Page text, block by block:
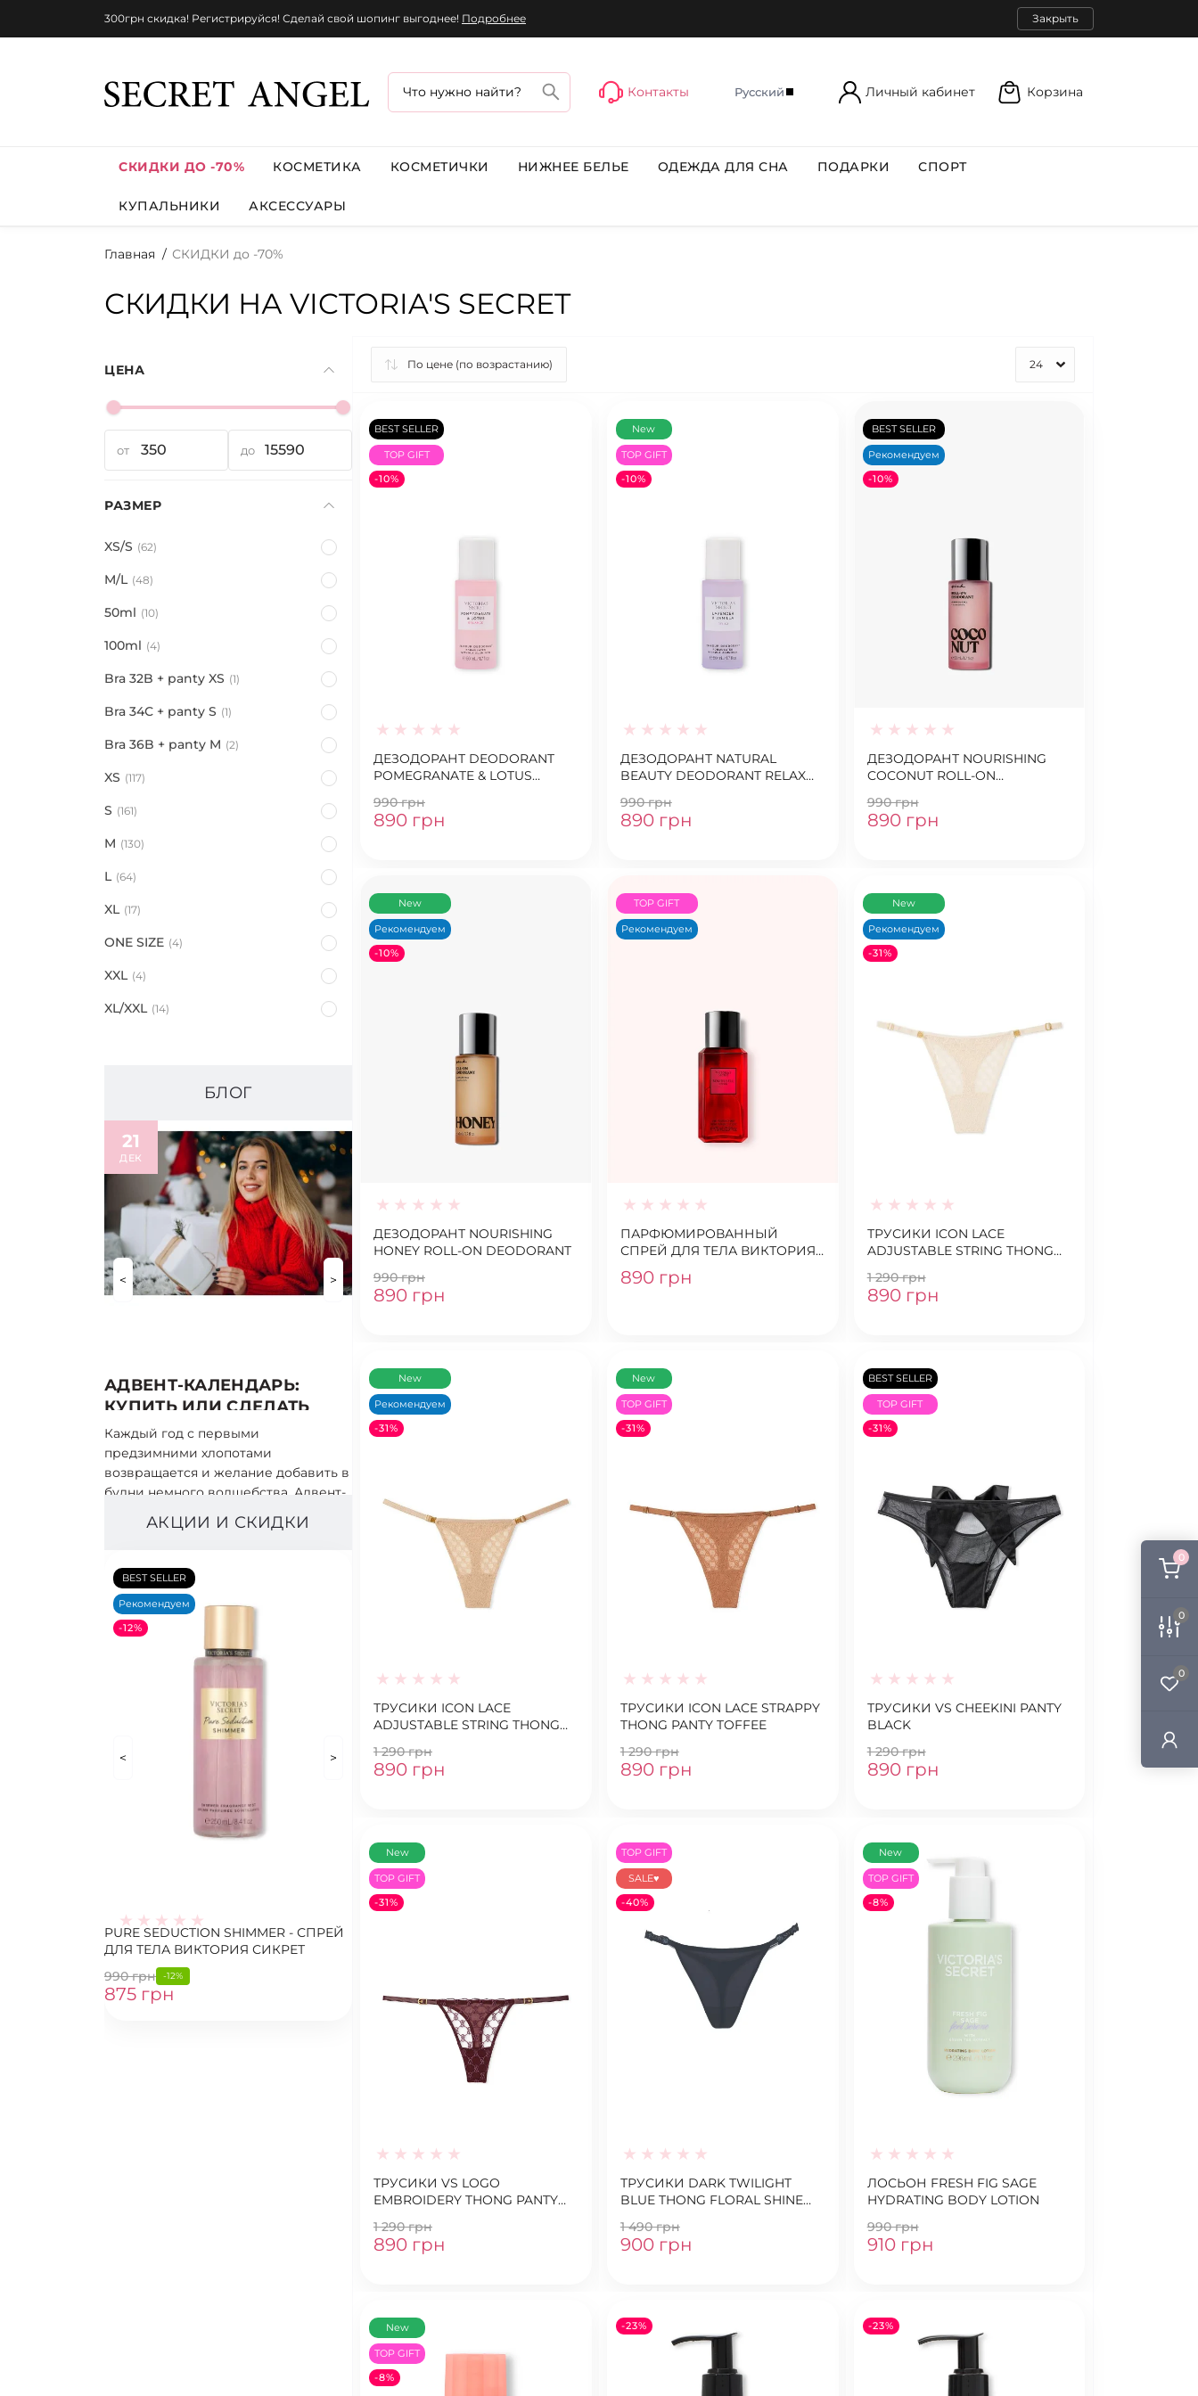
0
0
0
300грн скидка! Регистрируйся! Сделай свой шопинг выгоднее! Подробнее Закрыть
Контакты Русский Личный кабинет Корзина
СКИДКИ ДО -70% КОСМЕТИКА КОСМЕТИЧКИ НИЖНЕЕ БЕЛЬЕ ОДЕЖДА ДЛЯ СНА ПОДАРКИ СПОРТ
КУПАЛЬНИКИ АКСЕССУАРЫ
Главная СКИДКИ до -70%
СКИДКИ НА VICTORIA'S SECRET
ЦЕНА
от до
РАЗМЕР
XS/S 62
M/L 48
50ml 10
100ml 4
Bra 32B + panty XS 1
Bra 34С + panty S 1
Bra 36B + panty M 2
XS 117
S 161
M 130
L 64
XL 17
ONE SIZE 4
XXL 4
XL/XXL 14
БЛОГ
21
ДЕК
АДВЕНТ-КАЛЕНДАРЬ:
КУПИТЬ ИЛИ СДЕЛАТЬ
СВОИМИ РУКАМИ?
Каждый год с первыми
предзимними хлопотами
возвращается и желание добавить в
будни немного волшебства. Адвент-
< >
АКЦИИ И СКИДКИ
BEST SELLER
Рекомендуем
-12%
PURE SEDUCTION SHIMMER - СПРЕЙ
ДЛЯ ТЕЛА ВИКТОРИЯ СИКРЕТ
990 грн
-12%
875 грн
< >
BEST SELLER
TOP GIFT
-10%
ДЕЗОДОРАНТ DEODORANT
POMEGRANATE & LOTUS
990 грн
890 грн
New
TOP GIFT
-10%
ДЕЗОДОРАНТ NATURAL
BEAUTY DEODORANT RELAX
990 грн
890 грн
BEST SELLER
Рекомендуем
-10%
ДЕЗОДОРАНТ NOURISHING
COCONUT ROLL-ON
990 грн
890 грн
New
Рекомендуем
-10%
ДЕЗОДОРАНТ NOURISHING
HONEY ROLL-ON DEODORANT
990 грн
890 грн
TOP GIFT
Рекомендуем
ПАРФЮМИРОВАННЫЙ
СПРЕЙ ДЛЯ ТЕЛА ВИКТОРИЯ
75ML
890 грн
New
Рекомендуем
-31%
ТРУСИКИ ICON LACE
ADJUSTABLE STRING THONG
1 290 грн
890 грн
New
Рекомендуем
-31%
ТРУСИКИ ICON LACE
ADJUSTABLE STRING THONG
1 290 грн
890 грн
New
TOP GIFT
-31%
ТРУСИКИ ICON LACE STRAPPY
THONG PANTY TOFFEE
1 290 грн
890 грн
BEST SELLER
TOP GIFT
-31%
ТРУСИКИ VS CHEEKINI PANTY
BLACK
1 290 грн
890 грн
New
TOP GIFT
-31%
ТРУСИКИ VS LOGO
EMBROIDERY THONG PANTY
1 290 грн
890 грн
TOP GIFT
SALE♥
-40%
ТРУСИКИ DARK TWILIGHT
BLUE THONG FLORAL SHINE
1 490 грн
900 грн
New
TOP GIFT
-8%
ЛОСЬОН FRESH FIG SAGE
HYDRATING BODY LOTION
990 грн
910 грн
New
TOP GIFT
-8%
-23% -23%